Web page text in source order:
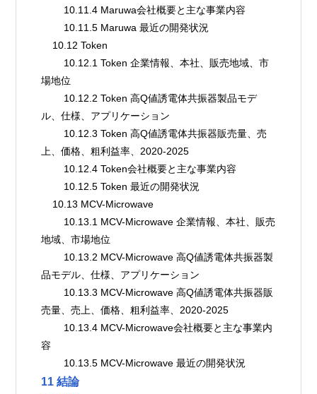
        10.11.4 Maruwa会社概要と主な事業内容
        10.11.5 Maruwa 最近の開発状況
    10.12 Token
場地位
ル、仕様、アプリケーション
上、価格、粗利益率、2020-2025
        10.12.4 Token会社概要と主な事業内容
        10.12.5 Token 最近の開発状況
    10.13 MCV-Microwave
地域、市場地位
品モデル、仕様、アプリケーション
売量、売上、価格、粗利益率、2020-2025
容
        10.13.5 MCV-Microwave 最近の開発状況
11 結論